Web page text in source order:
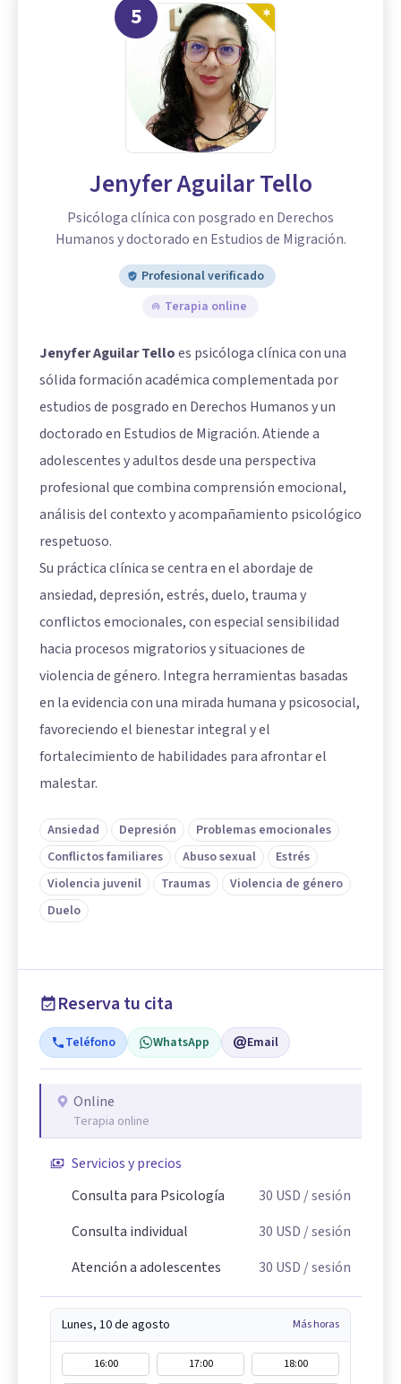
5
Jenyfer Aguilar Tello
Psicóloga clínica con posgrado en Derechos
Humanos y doctorado en Estudios de Migración.
Profesional verificado
Terapia online
Jenyfer Aguilar Telloes psicóloga clínica con una
sólida formación académica complementada por
estudios de posgrado en Derechos Humanos y un
doctorado en Estudios de Migración. Atiende a
adolescentes y adultos desde una perspectiva
profesional que combina comprensión emocional,
análisis del contexto y acompañamiento psicológico
respetuoso.
Su práctica clínica se centra en el abordaje de
ansiedad, depresión, estrés, duelo, trauma y
conflictos emocionales, con especial sensibilidad
hacia procesos migratorios y situaciones de
violencia de género. Integra herramientas basadas
en la evidencia con una mirada humana y psicosocial,
favoreciendo el bienestar integral y el
fortalecimiento de habilidades para afrontar el
malestar.
Ansiedad Depresión
Problemas emocionales
Conflictos familiares
Abuso sexual
Estrés
Violencia juvenil
Traumas
Violencia de género
Duelo
Reserva tu cita
Teléfono WhatsApp Email
Online
Terapia online
Servicios y precios
Consulta para Psicología
30 USD / sesión
Consulta individual
30 USD / sesión
Atención a adolescentes
30 USD / sesión
Lunes, 10 de agosto Más horas
16:00 17:00 18:00